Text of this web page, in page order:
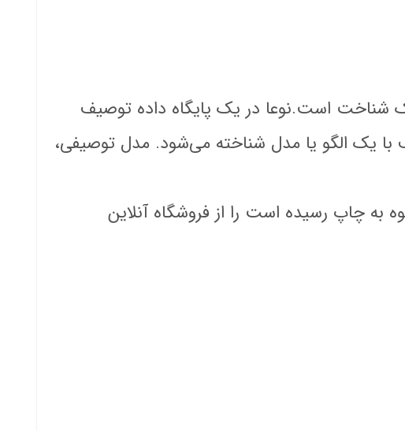
یک شناخت است.نوعا در یک پایگاه داده توصیف
با یک الگو یا مدل شناخته می‌‌شود. مدل توصیفی،
به چاپ رسیده است را از فروشگاه آنلاین